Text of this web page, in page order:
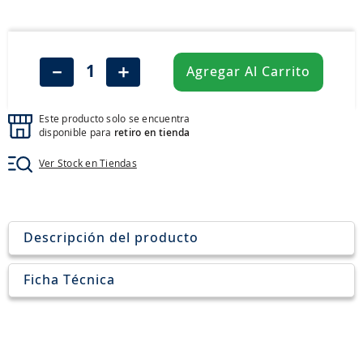
＋
－ Agregar Al Carrito
Este producto solo se encuentra
disponible para retiro en tienda
Ver Stock en Tiendas
Descripción del producto
Ficha Técnica
john deere